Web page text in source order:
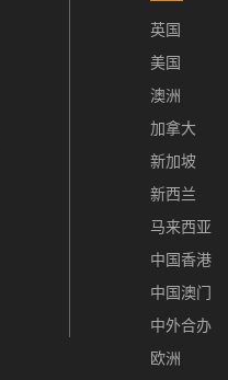
英国
美国
澳洲
加拿大
新加坡
新西兰
马来西亚
中国香港
中国澳门
中外合办
欧洲